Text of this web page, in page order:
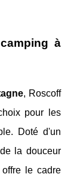
à
, Roscoff
pour les
Doté d'un
la douceur
le cadre